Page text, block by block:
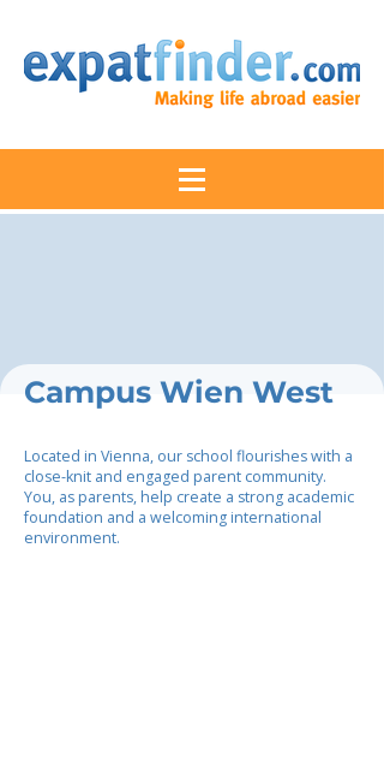
Campus Wien West
Located in Vienna, our school flourishes with a
close-knit and engaged parent community.
You, as parents, help create a strong academic
foundation and a welcoming international
environment.